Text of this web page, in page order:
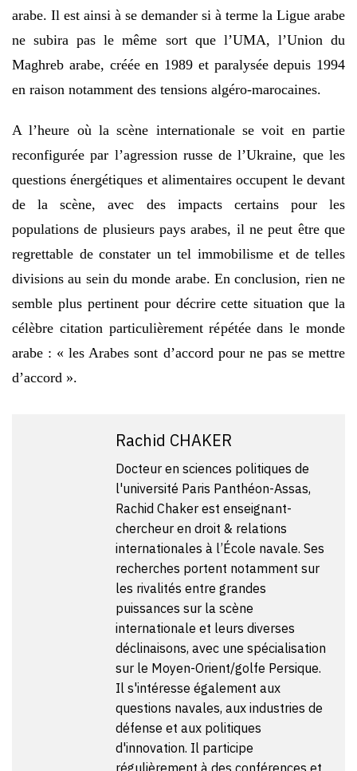
arabe. Il est ainsi à se demander si à terme la Ligue arabe
ne subira pas le même sort que l’UMA, l’Union du
Maghreb arabe, créée en 1989 et paralysée depuis 1994
en raison notamment des tensions algéro-marocaines.
A l’heure où la scène internationale se voit en partie
reconfigurée par l’agression russe de l’Ukraine, que les
questions énergétiques et alimentaires occupent le devant
de la scène, avec des impacts certains pour les
populations de plusieurs pays arabes, il ne peut être que
regrettable de constater un tel immobilisme et de telles
divisions au sein du monde arabe. En conclusion, rien ne
semble plus pertinent pour décrire cette situation que la
célèbre citation particulièrement répétée dans le monde
arabe : « les Arabes sont d’accord pour ne pas se mettre
d’accord ».
Rachid CHAKER
Docteur en sciences politiques de
l'université Paris Panthéon-Assas,
Rachid Chaker est enseignant-
chercheur en droit & relations
internationales à l’École navale. Ses
recherches portent notamment sur
les rivalités entre grandes
puissances sur la scène
internationale et leurs diverses
déclinaisons, avec une spécialisation
sur le Moyen-Orient/golfe Persique.
Il s'intéresse également aux
questions navales, aux industries de
défense et aux politiques
d'innovation. Il participe